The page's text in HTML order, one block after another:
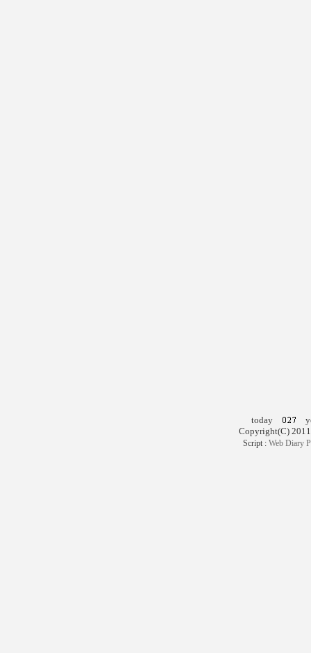
today
Copyright(C)
Script : Web Diary